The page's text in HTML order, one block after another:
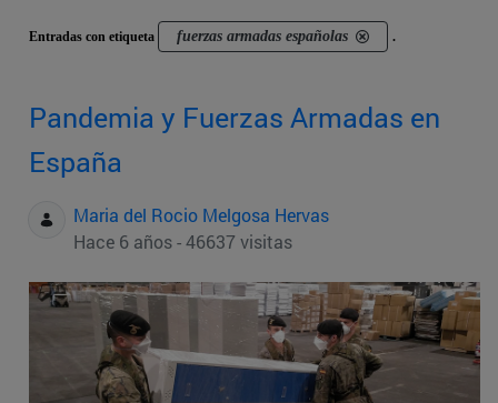
Entradas con etiqueta fuerzas armadas españolas .
Pandemia y Fuerzas Armadas en
España
Maria del Rocio Melgosa Hervas
Hace 6 años - 46637 visitas